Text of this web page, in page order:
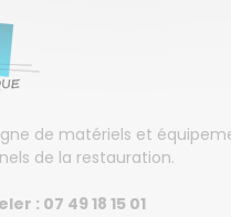
de matériels et
de la restauration.
: 07 49 18 15 01